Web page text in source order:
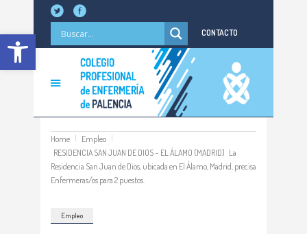
Abrir barra de herramientas CONTACTO
Home
Empleo
RESIDENCIA SAN JUAN DE DIOS – EL ÁLAMO (MADRID) La
Residencia San Juan de Dios, ubicada en El Álamo, Madrid, precisa
Enfermeras/os para 2 puestos.
Empleo